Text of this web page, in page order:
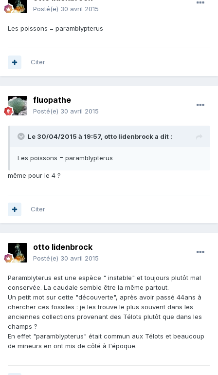
Posté(e) 30 avril 2015
Les poissons = paramblypterus
Citer
fluopathe
Posté(e) 30 avril 2015
Le 30/04/2015 à 19:57, otto lidenbrock a dit :
Les poissons = paramblypterus
même pour le 4 ?
Citer
otto lidenbrock
Posté(e) 30 avril 2015
Paramblyterus est une espèce " instable" et toujours plutôt mal
conservée. La caudale semble être la même partout.
Un petit mot sur cette "découverte", après avoir passé 44ans à
chercher ces fossiles : je les trouve le plus souvent dans les
anciennes collections provenant des Télots plutôt que dans les
champs ?
En effet "paramblypterus" était commun aux Télots et beaucoup
de mineurs en ont mis de côté à l'époque.